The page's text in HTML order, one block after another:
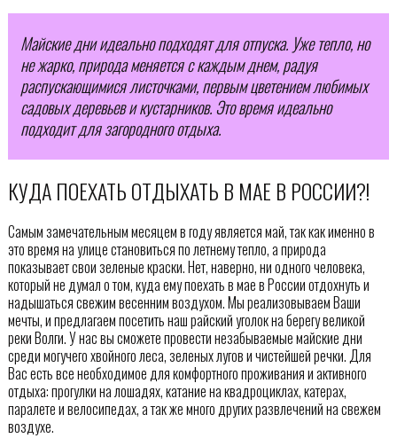
Майские дни идеально подходят для отпуска. Уже тепло, но
не жарко, природа меняется с каждым днем, радуя
распускающимися листочками, первым цветением любимых
садовых деревьев и кустарников. Это время идеально
подходит для загородного отдыха.
КУДА ПОЕХАТЬ ОТДЫХАТЬ В МАЕ В РОССИИ?!
Самым замечательным месяцем в году является май, так как именно в
это время на улице становиться по летнему тепло, а природа
показывает свои зеленые краски. Нет, наверно, ни одного человека,
который не думал о том, куда ему поехать в мае в России отдохнуть и
надышаться свежим весенним воздухом. Мы реализовываем Ваши
мечты, и предлагаем посетить наш райский уголок на берегу великой
реки Волги. У нас вы сможете провести незабываемые майские дни
среди могучего хвойного леса, зеленых лугов и чистейшей речки. Для
Вас есть все необходимое для комфортного проживания и активного
отдыха: прогулки на лошадях, катание на квадроциклах, катерах,
паралете и велосипедах, а так же много других развлечений на свежем
воздухе.